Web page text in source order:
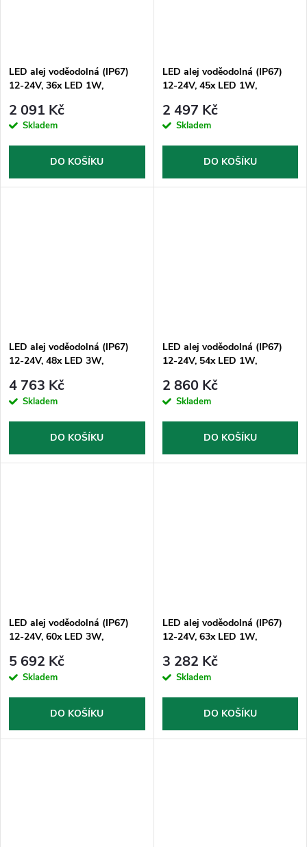
LED alej voděodolná (IP67)
12-24V, 36x LED 1W,
2 091 Kč
Skladem
DO KOŠÍKU
LED alej voděodolná (IP67)
12-24V, 45x LED 1W,
2 497 Kč
Skladem
DO KOŠÍKU
LED alej voděodolná (IP67)
12-24V, 48x LED 3W,
4 763 Kč
Skladem
DO KOŠÍKU
LED alej voděodolná (IP67)
12-24V, 54x LED 1W,
2 860 Kč
Skladem
DO KOŠÍKU
LED alej voděodolná (IP67)
12-24V, 60x LED 3W,
5 692 Kč
Skladem
DO KOŠÍKU
LED alej voděodolná (IP67)
12-24V, 63x LED 1W,
3 282 Kč
Skladem
DO KOŠÍKU